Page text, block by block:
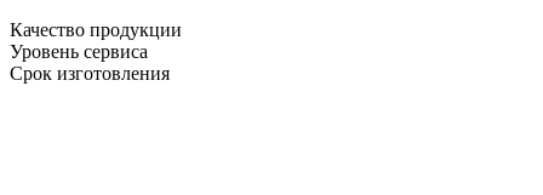
Качество продукции
Уровень сервиса
Срок изготовления